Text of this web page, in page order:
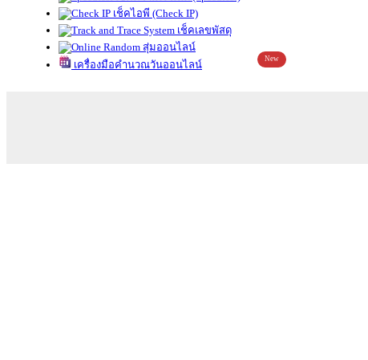
เช็คไอพี (Check IP)
เช็คเลขพัสดุ
สุ่มออนไลน์
เครื่องมือคำนวณวันออนไลน์
New